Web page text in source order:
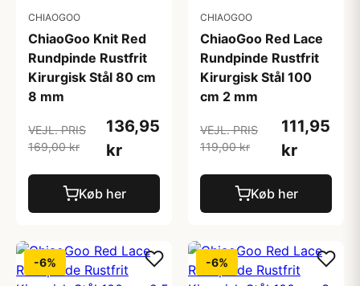
CHIAOGOO
ChiaoGoo Knit Red
Rundpinde Rustfrit
Kirurgisk Stål 80 cm
8 mm
VEJL. PRIS
169,00 kr
136,95
kr
Køb her
CHIAOGOO
ChiaoGoo Red Lace
Rundpinde Rustfrit
Kirurgisk Stål 100
cm 2 mm
VEJL. PRIS
119,00 kr
111,95
kr
Køb her
-6% -6%